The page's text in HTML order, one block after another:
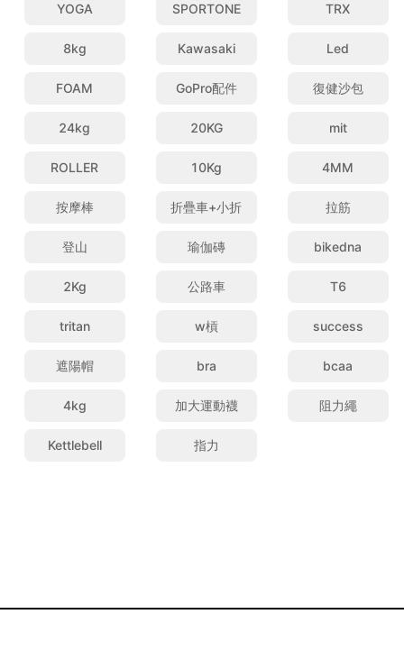
YOGA SPORTONE TRX
8kg Kawasaki Led
FOAM GoPro配件 復健沙包
24kg 20KG mit
ROLLER 10Kg 4MM
按摩棒 折疊車+小折 拉筋
登山 瑜伽磚 bikedna
2Kg 公路車 T6
tritan w槓 success
遮陽帽 bra bcaa
4kg 加大運動襪 阻力繩
Kettlebell 指力